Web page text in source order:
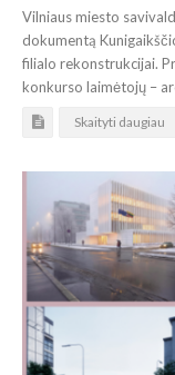
Vilniaus miesto
dokumentą
filialo rekonstrukcijai.
konkurso laimėtojų –
Skaityti daugiau